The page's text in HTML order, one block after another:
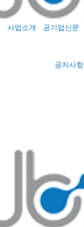
사업소개 공기업신문
공지사항